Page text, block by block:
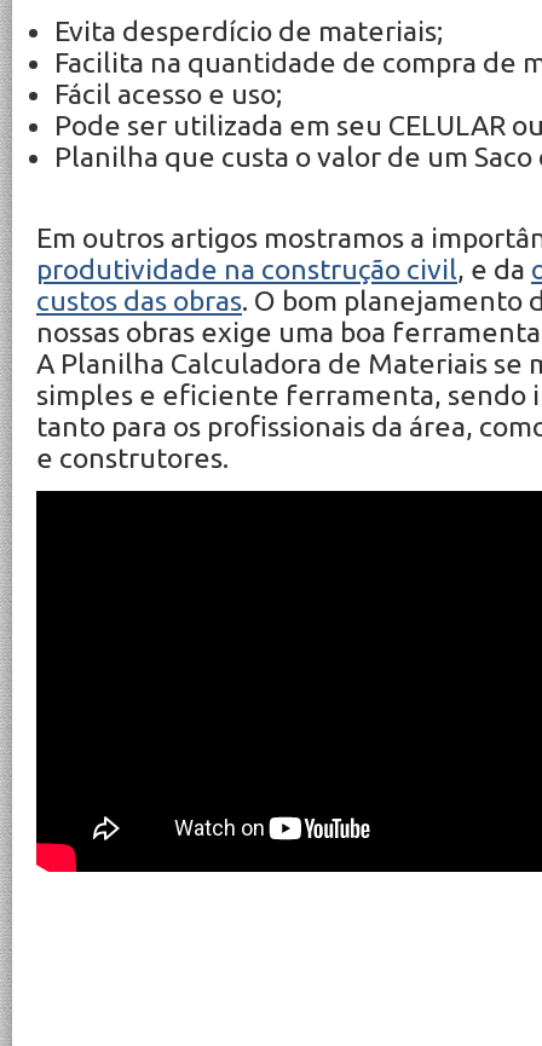
Evita desperdício de materiais;
Facilita na quantidade de compra de
Fácil acesso e uso;
Pode ser utilizada em seu CELULAR
Planilha que custa o valor de um
Em outros artigos mostramos a
produtividade na construção civil, e da
custos das obras. O bom planejamento
nossas obras exige uma boa
A Planilha Calculadora de Materiais se
simples e eficiente ferramenta, sendo
tanto para os profissionais da área,
e construtores.